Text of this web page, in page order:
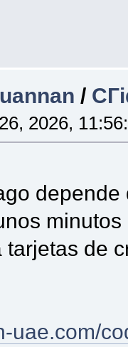
/
2026,
tarjetas de
uae.com/